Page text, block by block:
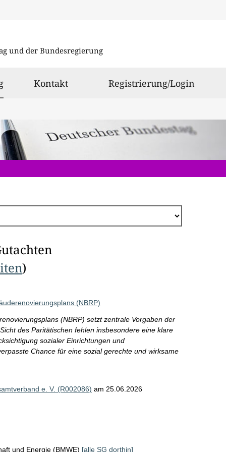
und der Bundesregierung
ausgewählt
Kontakt Registrierung/Login
)
(NBRP)
(NBRP) setzt zentrale Vorgaben der
des Paritätischen fehlen insbesondere eine klare
sozialer Einrichtungen und
Chance für eine sozial gerechte und wirksame
e. V. (R002086) am 25.06.2026
und Energie (BMWE) [alle SG dorthin]